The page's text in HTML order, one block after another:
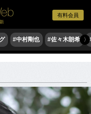
有料会員
#中村剛也 #佐々木朗希 〉